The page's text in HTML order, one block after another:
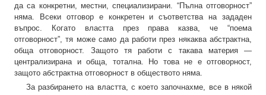
да са конкретни, местни, специализирани. “Пълна отговорност”
няма. Всеки отговор е конкретен и съответства на зададен
въпрос. Когато властта през права казва, че “поема
отговорност”, тя може само да работи през някаква абстрактна,
обща отговорност. Защото тя работи с такава материя —
централизирана и обща, тотална. Но това не е отговорност,
защото абстрактна отговорност в обществото няма.
За разбирането на властта, с което започнахме, все в някой